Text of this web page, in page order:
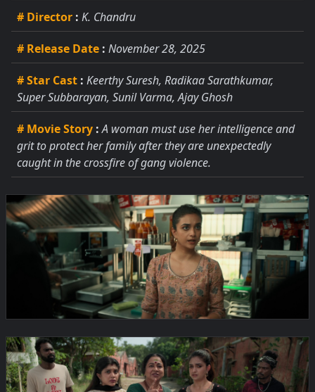
# Director : K. Chandru
# Release Date : November 28, 2025
# Star Cast : Keerthy Suresh, Radikaa Sarathkumar,
Super Subbarayan, Sunil Varma, Ajay Ghosh
# Movie Story : A woman must use her intelligence and
grit to protect her family after they are unexpectedly
caught in the crossfire of gang violence.